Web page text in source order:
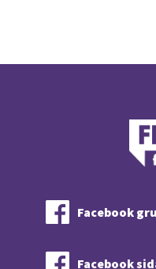
Facebook
Facebook